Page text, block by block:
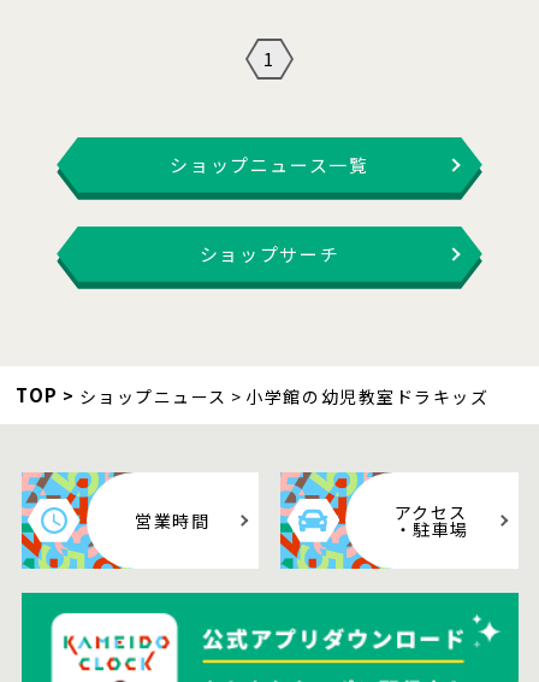
1
ショップニュース一覧
ショップサーチ
TOP ショップニュース 小学館の幼児教室ドラキッズ
営業時間 アクセス
・駐車場